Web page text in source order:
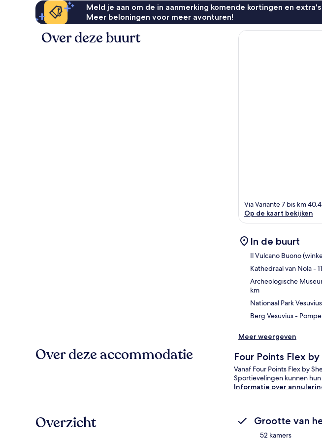
Meld je aan om de in aanmerking komende kortingen en
Meer beloningen voor meer avonturen!
Over deze buurt
Via Variante 7 bis km
Op de kaart bekijken
In de buurt
Il Vulcano Buono
Kathedraal van Nola-
Archeologische
km
Nationaal Park Vesuvius
Berg Vesuvius -
Meer weergeven
Over deze accommodatie Four Points Flex
Vanaf Four Points Flex by
Sportievelingen kunnen
Informatie over
Overzicht Grootte van
52 kamers